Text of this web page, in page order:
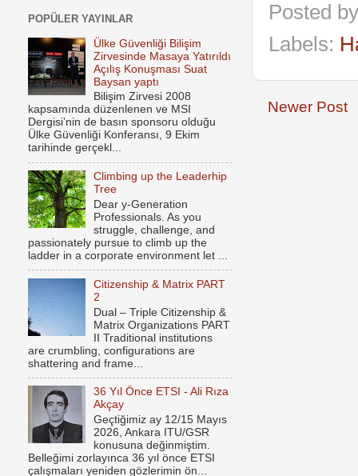
Posted
Labels:
Newer Post
POPÜLER YAYINLAR
Ülke Güvenliği Bilişim
Zirvesinde Masaya Yatırıldı
Açılış Konuşması Suat
Baysan yaptı
Bilişim Zirvesi 2008
kapsamında düzenlenen ve MSI
Dergisi’nin de basın sponsoru olduğu
Ülke Güvenliği Konferansı, 9 Ekim
tarihinde gerçekl...
Climbing up the Leaderhip
Tree
Dear y-Generation
Professionals. As you
struggle, challenge, and
passionately pursue to climb up the
ladder in a corporate environment let ...
Citizenship & Matrix PART
2
Dual – Triple Citizenship &
Matrix Organizations PART
II Traditional institutions
are crumbling, configurations are
shattering and frame...
36 Yıl Önce ETSI - Ali Rıza
Akçay
Geçtiğimiz ay 12/15 Mayıs
2026, Ankara ITU/GSR
konusuna değinmiştim.
Belleğimi zorlayınca 36 yıl önce ETSI
çalışmaları yeniden gözlerimin ön...